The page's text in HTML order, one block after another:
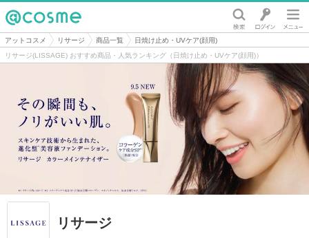
@cosme
アットコスメ リサージ 商品一覧
日焼け止め・UVケア(顔用)
リサージ(LISSAGE) おすすめ商品・人気ランキング（日焼け止め・UVケア(顔用)）
リサージ